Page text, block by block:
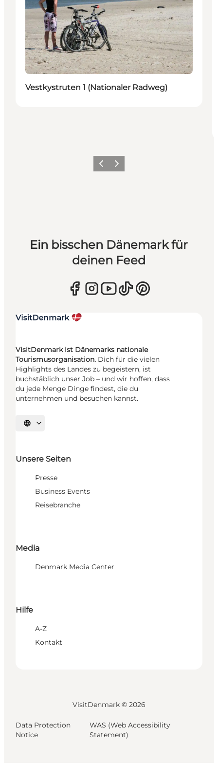
Vestkystruten 1 (Nationaler Radweg)
ZurückWeiter
Ein bisschen Dänemark für
deinen Feed
VisitDenmark ist Dänemarks nationale
Tourismusorganisation. Dich für die vielen
Highlights des Landes zu begeistern, ist
buchstäblich unser Job – und wir hoffen, dass
du jede Menge Dinge findest, die du
unternehmen und besuchen kannst.
Sprache auswählen
Unsere Seiten
Presse
Business Events
Reisebranche
Media
Denmark Media Center
Hilfe
A-Z
Kontakt
VisitDenmark © 2026
Data Protection
Notice
WAS (Web Accessibility
Statement)